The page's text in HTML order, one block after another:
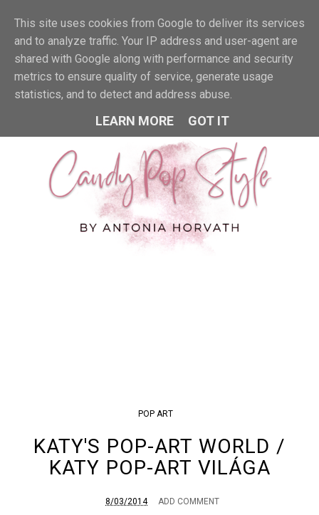
MENU
POP ART
KATY'S POP-ART WORLD /
KATY POP-ART VILÁGA
8/03/2014 ADD COMMENT
This site uses cookies from Google to deliver its services
and to analyze traffic. Your IP address and user-agent are
shared with Google along with performance and security
metrics to ensure quality of service, generate usage
statistics, and to detect and address abuse.
LEARN MORE GOT IT